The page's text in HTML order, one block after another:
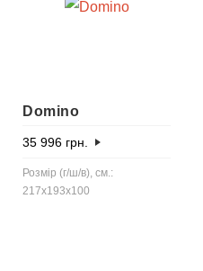
Domino
35 996 грн.
Розмір (г/ш/в), см.:
217x193x100